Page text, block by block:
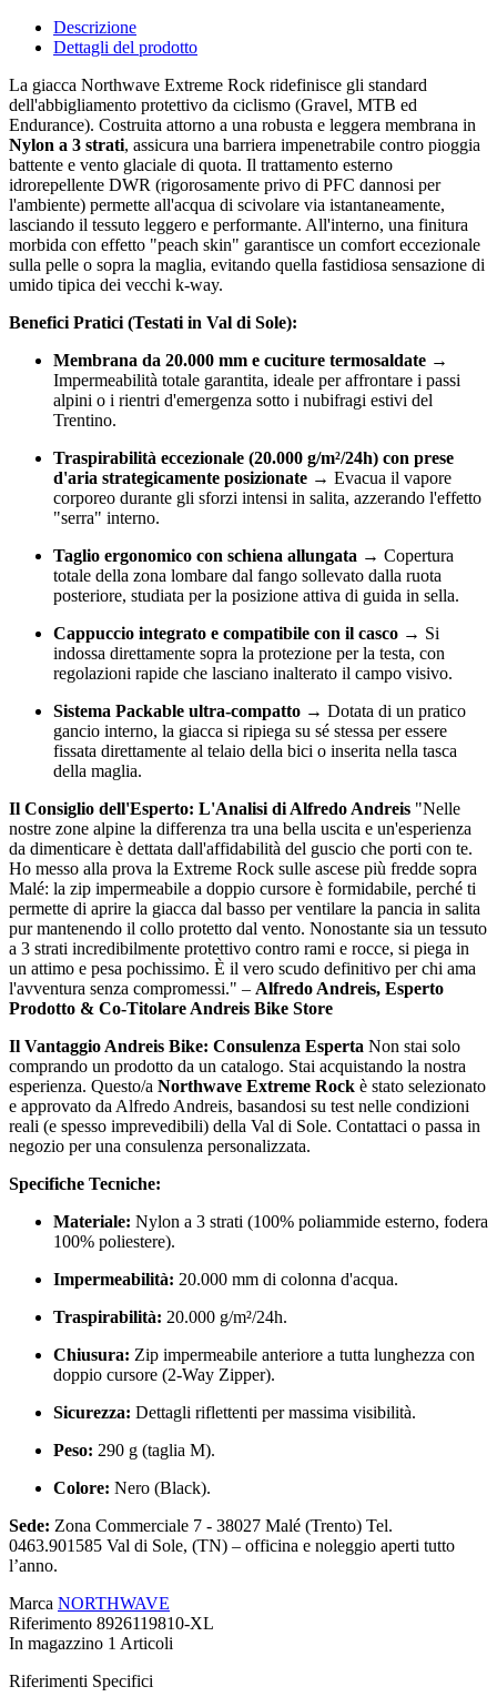
Descrizione
Dettagli del prodotto
La giacca Northwave Extreme Rock ridefinisce gli standard
dell'abbigliamento protettivo da ciclismo (Gravel, MTB ed
Endurance). Costruita attorno a una robusta e leggera membrana in
Nylon a 3 strati, assicura una barriera impenetrabile contro pioggia
battente e vento glaciale di quota. Il trattamento esterno
idrorepellente DWR (rigorosamente privo di PFC dannosi per
l'ambiente) permette all'acqua di scivolare via istantaneamente,
lasciando il tessuto leggero e performante. All'interno, una finitura
morbida con effetto "peach skin" garantisce un comfort eccezionale
sulla pelle o sopra la maglia, evitando quella fastidiosa sensazione di
umido tipica dei vecchi k-way.
Benefici Pratici (Testati in Val di Sole):
Membrana da 20.000 mm e cuciture termosaldate →
Impermeabilità totale garantita, ideale per affrontare i passi
alpini o i rientri d'emergenza sotto i nubifragi estivi del
Trentino.
Traspirabilità eccezionale (20.000 g/m²/24h) con prese
d'aria strategicamente posizionate → Evacua il vapore
corporeo durante gli sforzi intensi in salita, azzerando l'effetto
"serra" interno.
Taglio ergonomico con schiena allungata → Copertura
totale della zona lombare dal fango sollevato dalla ruota
posteriore, studiata per la posizione attiva di guida in sella.
Cappuccio integrato e compatibile con il casco → Si
indossa direttamente sopra la protezione per la testa, con
regolazioni rapide che lasciano inalterato il campo visivo.
Sistema Packable ultra-compatto → Dotata di un pratico
gancio interno, la giacca si ripiega su sé stessa per essere
fissata direttamente al telaio della bici o inserita nella tasca
della maglia.
Il Consiglio dell'Esperto: L'Analisi di Alfredo Andreis "Nelle
nostre zone alpine la differenza tra una bella uscita e un'esperienza
da dimenticare è dettata dall'affidabilità del guscio che porti con te.
Ho messo alla prova la Extreme Rock sulle ascese più fredde sopra
Malé: la zip impermeabile a doppio cursore è formidabile, perché ti
permette di aprire la giacca dal basso per ventilare la pancia in salita
pur mantenendo il collo protetto dal vento. Nonostante sia un tessuto
a 3 strati incredibilmente protettivo contro rami e rocce, si piega in
un attimo e pesa pochissimo. È il vero scudo definitivo per chi ama
l'avventura senza compromessi." – Alfredo Andreis, Esperto
Prodotto & Co-Titolare Andreis Bike Store
Il Vantaggio Andreis Bike: Consulenza Esperta Non stai solo
comprando un prodotto da un catalogo. Stai acquistando la nostra
esperienza. Questo/a Northwave Extreme Rock è stato selezionato
e approvato da Alfredo Andreis, basandosi su test nelle condizioni
reali (e spesso imprevedibili) della Val di Sole. Contattaci o passa in
negozio per una consulenza personalizzata.
Specifiche Tecniche:
Materiale: Nylon a 3 strati (100% poliammide esterno, fodera
100% poliestere).
Impermeabilità: 20.000 mm di colonna d'acqua.
Traspirabilità: 20.000 g/m²/24h.
Chiusura: Zip impermeabile anteriore a tutta lunghezza con
doppio cursore (2-Way Zipper).
Sicurezza: Dettagli riflettenti per massima visibilità.
Peso: 290 g (taglia M).
Colore: Nero (Black).
Sede: Zona Commerciale 7 - 38027 Malé (Trento) Tel.
0463.901585 Val di Sole, (TN) – officina e noleggio aperti tutto
l’anno.
Marca NORTHWAVE
Riferimento 8926119810-XL
In magazzino 1 Articoli
Riferimenti Specifici